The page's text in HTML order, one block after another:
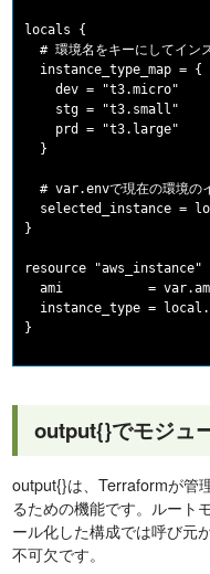
locals {
# 環境名をキーにしてイン
  instance_type_map = {
    dev = "t3.micro"
    stg = "t3.small"
    prd = "t3.large"
  }
# var.envで現在の環境の
selected_instance =
}
resource "aws_instance"
ami           =
instance_type =
output{}でモジュ
output{}は、Terraformが管
るための機能です。ルート
ール化した構成では呼び元
不可欠です。